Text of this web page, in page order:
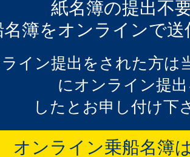
紙名簿の提出不
名簿をオンラインで
イン提出をされた方は
にオンライン提
したとお申し付け下
オンライン乗船名簿